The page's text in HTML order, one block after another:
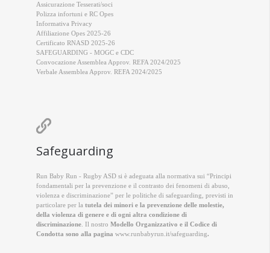
Assicurazione Tesserati/soci
Polizza infortuni e RC Opes
Informativa Privacy
Affiliazione Opes 2025-26
Certificato RNASD 2025-26
SAFEGUARDING - MOGC e CDC
Convocazione Assemblea Approv. REFA 2024/2025
Verbale Assemblea Approv. REFA 2024/2025

Safeguarding
Run Baby Run - Rugby ASD si è adeguata alla normativa sui “Principi
fondamentali per la prevenzione e il contrasto dei fenomeni di abuso,
violenza e discriminazione” per le politiche di safeguarding, previsti in
particolare per la tutela dei minori e la prevenzione delle molestie,
della violenza di genere e di ogni altra condizione di
discriminazione . Il nostro Modello Organizzativo e il Codice di
Condotta sono alla pagina www.runbabyrun.it/safeguarding.